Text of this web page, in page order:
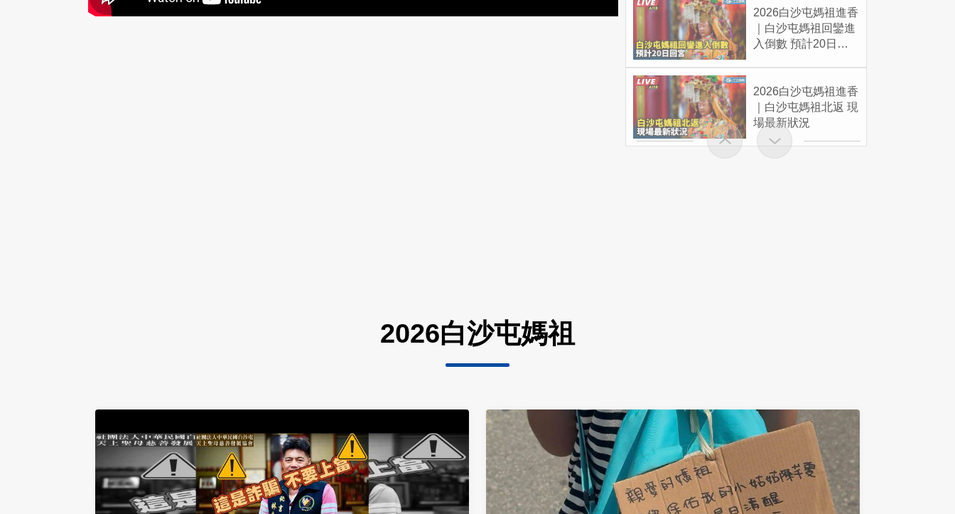
2026白沙屯媽祖進香
｜白沙屯媽祖回鑾進
入倒數 預計20日回
2026白沙屯媽祖進香
｜白沙屯媽祖北返 現
場最新狀況
2026白沙屯媽祖